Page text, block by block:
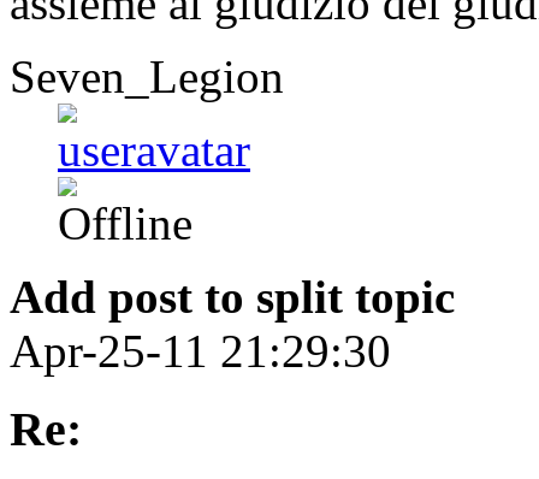
Seven_Legion
Add post to split topic
Apr-25-11 21:29:30
Re: